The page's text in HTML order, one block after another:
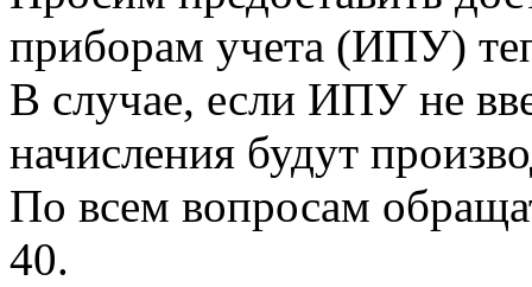
приборам учета (ИПУ)
В случае, если ИПУ не
начисления будут
По всем вопросам
40.